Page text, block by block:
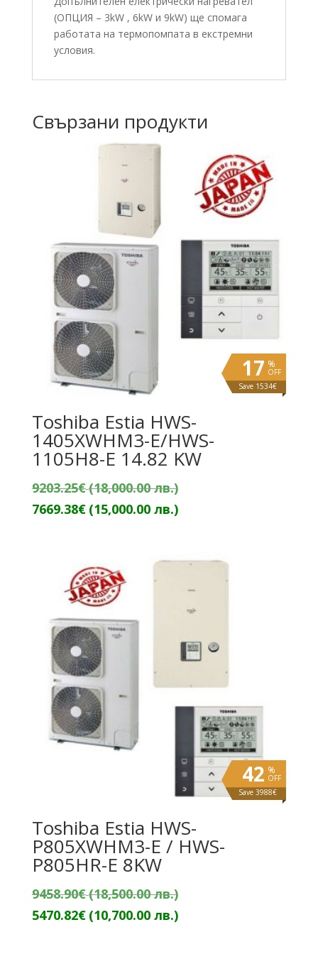
(ОПЦИЯ – 3kW , 6kW и 9kW) ще спомага
работата на термопомпата в екстремни
условия.
Свързани продукти
%
OFF
17
Save 1534€
Toshiba Estia HWS-
1405XWHM3-E/HWS-
1105H8-E 14.82 KW
9203.25€(18,000.00 лв.)Original
price
лв.).
7669.38€ (15,000.00 лв.)Текущата
(15,000.00
лв.).
%
OFF
42
Save 3988€
Toshiba Estia HWS-
P805XWHM3-E / HWS-
P805HR-E 8KW
9458.90€(18,500.00 лв.)Original
price
5470.82€ (10,700.00 лв.)Текущата